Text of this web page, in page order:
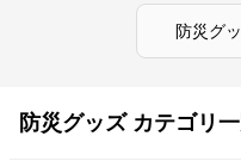
防災グ
防災グッズ カテゴリ